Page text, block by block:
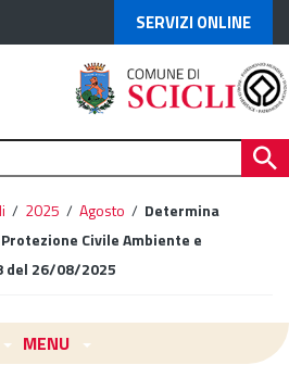
SERVIZI ONLINE
/ 2025 / Agosto / Determina
Civile Ambiente e
del 26/08/2025
MENU